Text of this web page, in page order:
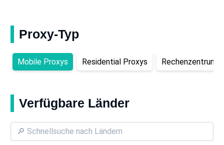
Proxy-Typ
Mobile Proxys Residential Proxys
Verfügbare Länder